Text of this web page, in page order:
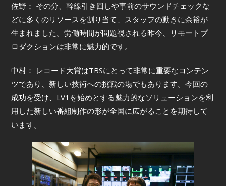
佐野： その分、幹線引き回しや事前のサウンドチェックな
どに多くのリソースを割り当て、スタッフの動きに余裕が
生まれました。労働時間が問題視される昨今、リモートプ
ロダクションは非常に魅力的です。
中村： レコード大賞はTBSにとって非常に重要なコンテン
ツであり、新しい技術への挑戦の場でもあります。今回の
成功を受け、LV1を始めとする魅力的なソリューションを利
用した新しい番組制作の形が全国に広がることを期待して
います。